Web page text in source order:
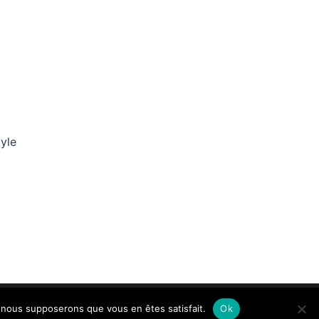
supposerons que vous en êtes satisfait. Ok